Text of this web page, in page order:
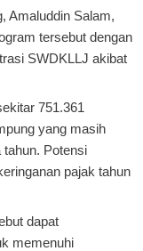
Amaluddin Salam,
tersebut dengan
SWDKLLJ akibat
751.361
yang masih
Potensi
pajak tahun
dapat
memenuhi